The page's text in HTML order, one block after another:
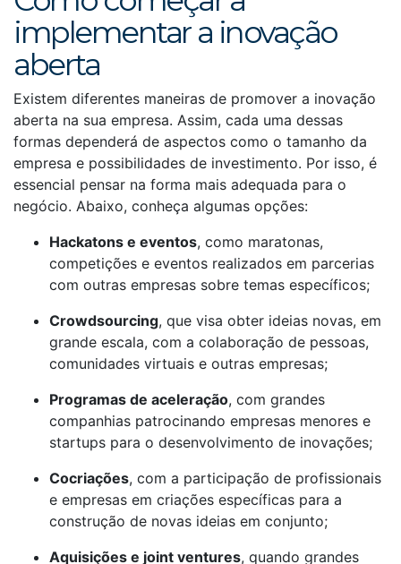
implementar a inovação
aberta
Existem diferentes maneiras de promover a inovação
aberta na sua empresa. Assim, cada uma dessas
formas dependerá de aspectos como o tamanho da
empresa e possibilidades de investimento. Por isso, é
essencial pensar na forma mais adequada para o
negócio. Abaixo, conheça algumas opções:
Hackatons e eventos, como maratonas,
competições e eventos realizados em parcerias
com outras empresas sobre temas específicos;
Crowdsourcing, que visa obter ideias novas, em
grande escala, com a colaboração de pessoas,
comunidades virtuais e outras empresas;
Programas de aceleração, com grandes
companhias patrocinando empresas menores e
startups para o desenvolvimento de inovações;
Cocriações, com a participação de profissionais
e empresas em criações específicas para a
construção de novas ideias em conjunto;
Aquisições e joint ventures, quando grandes